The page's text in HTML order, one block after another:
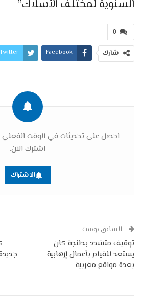
السنوية لمختلف الأسلاك”
0
شارك Facebook
Twitter
احصل على تحديثات في الوقت
اشترك الآن.
الاشتراك
السابق بوست
توقيف متشدد بطنجة كان
يستعد للقيام بأعمال إرهابية
بعدة مواقع مغربية